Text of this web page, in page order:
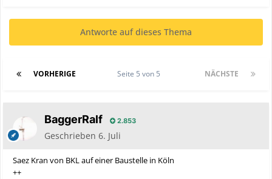
Antworte auf dieses Thema
VORHERIGE NÄCHSTE
Seite 5 von 5
BaggerRalf 2.853
Geschrieben 6. Juli
Saez Kran von BKL auf einer Baustelle in Köln
++